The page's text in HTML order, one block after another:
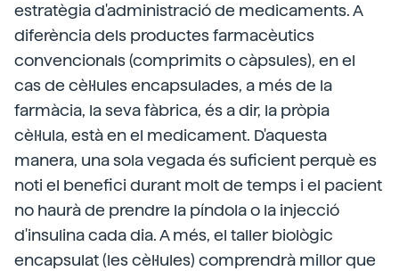
estratègia d'administració de medicaments. A
diferència dels productes farmacèutics
convencionals (comprimits o càpsules), en el
cas de cèl·lules encapsulades, a més de la
farmàcia, la seva fàbrica, és a dir, la pròpia
cèl·lula, està en el medicament. D'aquesta
manera, una sola vegada és suficient perquè es
noti el benefici durant molt de temps i el pacient
no haurà de prendre la píndola o la injecció
d'insulina cada dia. A més, el taller biològic
encapsulat (les cèl·lules) comprendrà millor que